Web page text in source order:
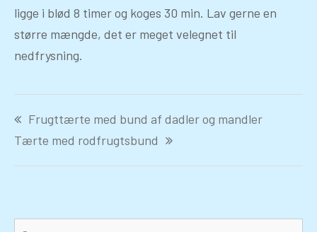
ligge i blød 8 timer og koges 30 min. Lav gerne en
større mængde, det er meget velegnet til
nedfrysning.
Frugttærte med bund af dadler og mandler
Tærte med rodfrugtsbund